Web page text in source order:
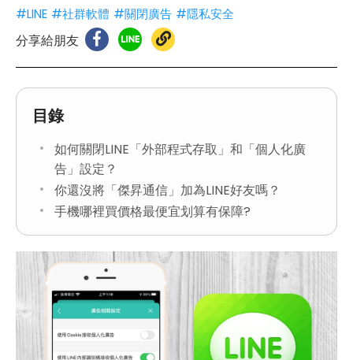
#LINE #社群軟體 #關閉廣告 #隱私安全
分享給朋友
目錄
如何關閉LINE「外部程式存取」和「個人化廣
告」設定？
你還沒將「傑昇通信」加為LINE好友嗎？
手機哪裡買價格最便宜划算有保障?